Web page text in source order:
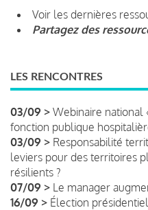
Voir les dernières
Partagez des
LES RENCONTRES
03/09 > Webinaire national
fonction publique
03/09 > Responsabilité
leviers pour des territoires
résilients ?
07/09 > Le manager
16/09 > Élection